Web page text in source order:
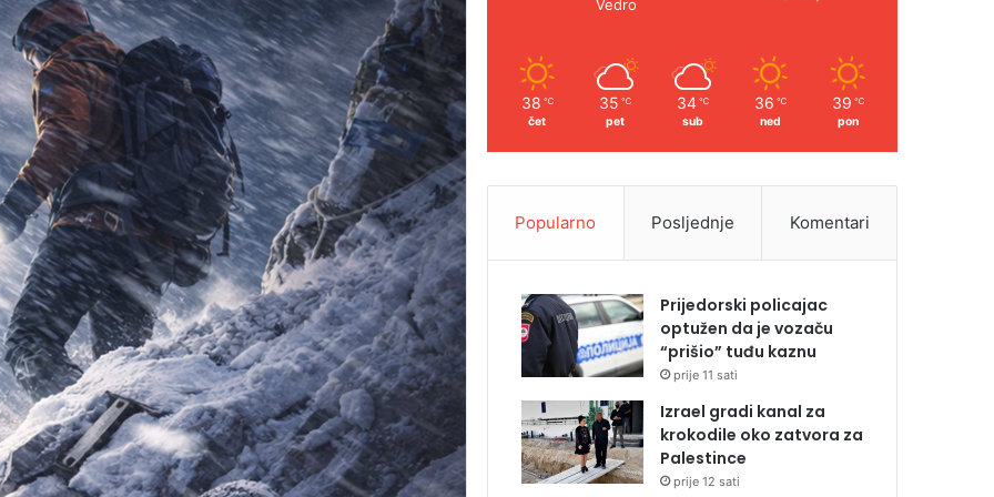
Vedro
38 ℃
čet
35 ℃
pet
34 ℃
sub
36 ℃
ned
39 ℃
pon
Popularno Posljednje Komentari
Prijedorski policajac
optužen da je vozaču
“prišio” tuđu kaznu
prije 11 sati
Izrael gradi kanal za
krokodile oko zatvora za
Palestince
prije 12 sati